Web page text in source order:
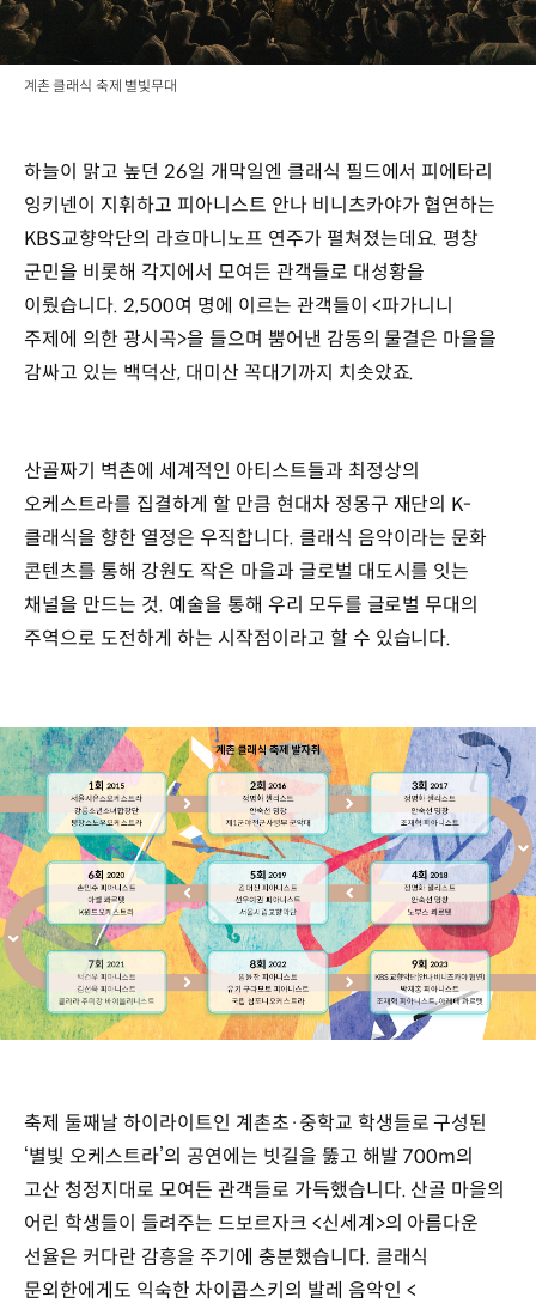
계촌 클래식 축제 별빛무대
하늘이 맑고 높던 26일 개막일엔 클래식 필드에서 피에타리
잉키넨이 지휘하고 피아니스트 안나 비니츠카야가 협연하는
KBS교향악단의 라흐마니노프 연주가 펼쳐졌는데요. 평창
군민을 비롯해 각지에서 모여든 관객들로 대성황을
이뤘습니다. 2,500여 명에 이르는 관객들이 <파가니니
주제에 의한 광시곡>을 들으며 뿜어낸 감동의 물결은 마을을
감싸고 있는 백덕산, 대미산 꼭대기까지 치솟았죠.
산골짜기 벽촌에 세계적인 아티스트들과 최정상의
오케스트라를 집결하게 할 만큼 현대차 정몽구 재단의 K-
클래식을 향한 열정은 우직합니다. 클래식 음악이라는 문화
콘텐츠를 통해 강원도 작은 마을과 글로벌 대도시를 잇는
채널을 만드는 것. 예술을 통해 우리 모두를 글로벌 무대의
주역으로 도전하게 하는 시작점이라고 할 수 있습니다.
축제 둘째날 하이라이트인 계촌초·중학교 학생들로 구성된
‘별빛 오케스트라’의 공연에는 빗길을 뚫고 해발 700m의
고산 청정지대로 모여든 관객들로 가득했습니다. 산골 마을의
어린 학생들이 들려주는 드보르자크 <신세계>의 아름다운
선율은 커다란 감흥을 주기에 충분했습니다. 클래식
문외한에게도 익숙한 차이콥스키의 발레 음악인 <